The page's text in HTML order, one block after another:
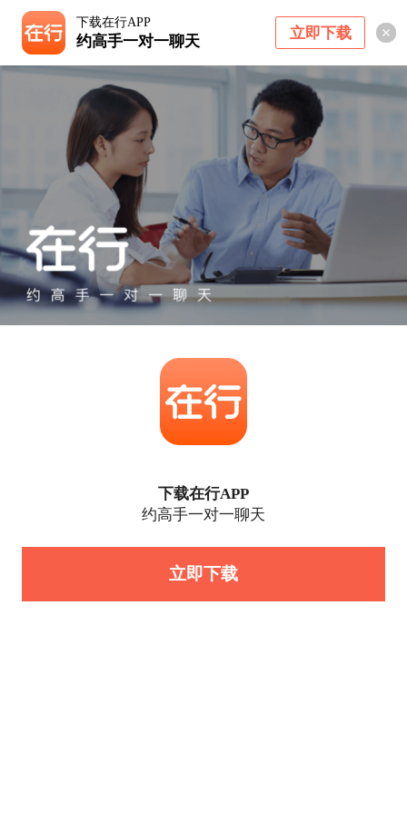
下载在行APP
约高手一对一聊天 立即下载
下载在行APP
约高手一对一聊天
立即下载